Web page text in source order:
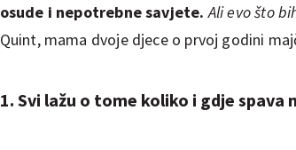
osude i nepotrebne savjete. Ali evo što
Quint, mama dvoje djece o prvoj godini
1. Svi lažu o tome koliko i gdje spava